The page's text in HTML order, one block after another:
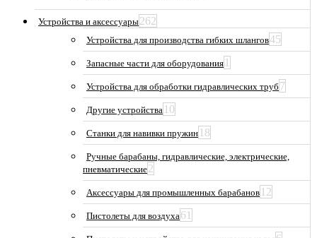
Устройства и аксессуары262
Устройства для производства гибких шлангов45
Запасные части для оборудования 1
Устройства для обработки гидравлических труб 7
Другие устройства 10
Станки для навивки пружин 18
Ручные барабаны, гидравлические, электрические,
пневматические2
Аксессуары для промышленных барабанов 12
Пистолеты для воздуха61